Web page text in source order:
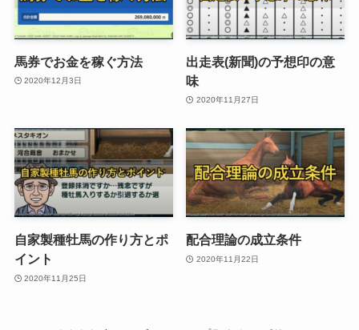
馬券でお金を稼ぐ方法
2020年12月3日
出走表(新聞)の予想印の意
味
2020年11月27日
自家製種牡馬の作り方とポ
イント
2020年11月25日
配合理論の成立条件
2020年11月22日